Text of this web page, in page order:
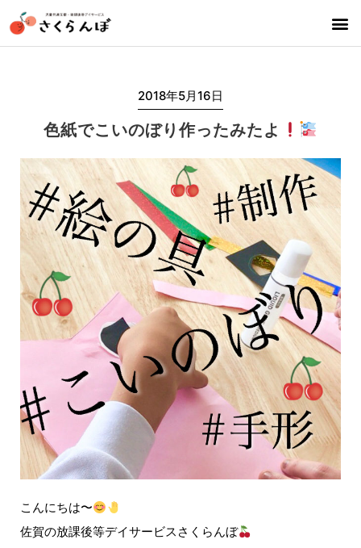
2018年5月16日
色紙でこいのぼり作ったみたよ
こんにちは〜
佐賀の放課後等デイサービスさくらんぼ